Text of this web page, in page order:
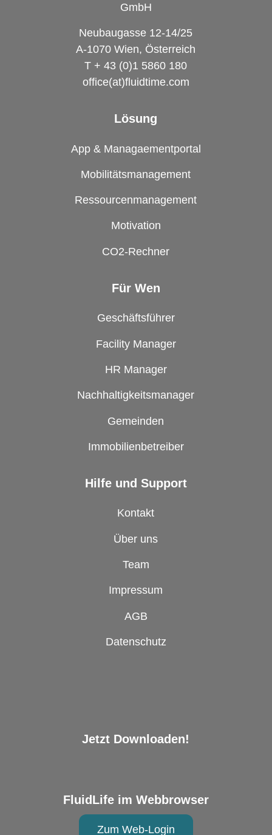
GmbH
Neubaugasse 12-14/25
A-1070 Wien, Österreich
T + 43 (0)1 5860 180
office(at)fluidtime.com
Lösung
App & Managaementportal
Mobilitätsmanagement
Ressourcenmanagement
Motivation
CO2-Rechner
Für Wen
Geschäftsführer
Facility Manager
HR Manager
Nachhaltigkeitsmanager
Gemeinden
Immobilienbetreiber
Hilfe und Support
Kontakt
Über uns
Team
Impressum
AGB
Datenschutz
Jetzt Downloaden!
FluidLife im Webbrowser
Zum Web-Login